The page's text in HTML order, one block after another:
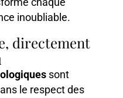
inoubliable.
directement
sont
le respect des